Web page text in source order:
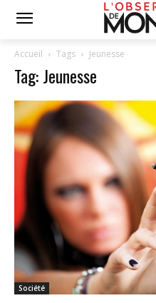
Accueil Tags Jeunesse
Tag: Jeunesse
Société